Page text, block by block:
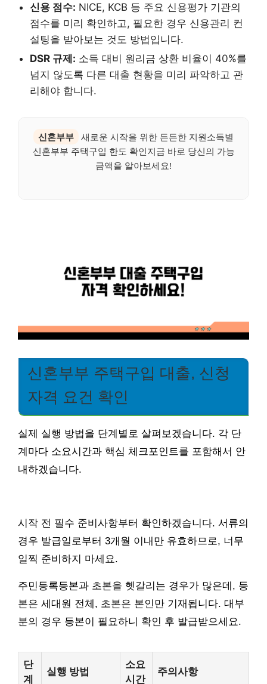
신용 점수: NICE, KCB 등 주요 신용평가 기관의
점수를 미리 확인하고, 필요한 경우 신용관리 컨
설팅을 받아보는 것도 방법입니다.
DSR 규제: 소득 대비 원리금 상환 비율이 40%를
넘지 않도록 다른 대출 현황을 미리 파악하고 관
리해야 합니다.
신혼부부 새로운 시작을 위한 든든한 지원소득별
신혼부부 주택구입 한도 확인지금 바로 당신의 가능
금액을 알아보세요!
신혼부부 주택구입 대출, 신청
자격 요건 확인
실제 실행 방법을 단계별로 살펴보겠습니다. 각 단
계마다 소요시간과 핵심 체크포인트를 포함해서 안
내하겠습니다.
시작 전 필수 준비사항부터 확인하겠습니다. 서류의
경우 발급일로부터 3개월 이내만 유효하므로, 너무
일찍 준비하지 마세요.
주민등록등본과 초본을 헷갈리는 경우가 많은데, 등
본은 세대원 전체, 초본은 본인만 기재됩니다. 대부
분의 경우 등본이 필요하니 확인 후 발급받으세요.
단
계
실행 방법
소요
시간
주의사항